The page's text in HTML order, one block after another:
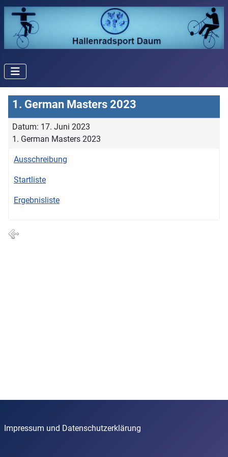
1. German Masters 2023
Datum: 17. Juni 2023
1. German Masters 2023
Ausschreibung
Startliste
Ergebnisliste
Impressum und Datenschutzerklärung